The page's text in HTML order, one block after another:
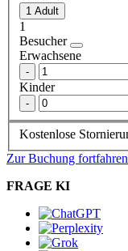
1
Besucher
Erwachsene
-
Kinder
-
Kostenlose
Zur Buchung fortfahren
FRAGE KI